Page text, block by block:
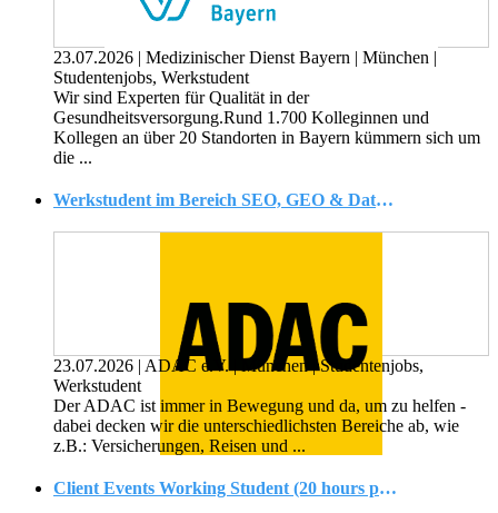
23.07.2026 | Medizinischer Dienst Bayern | München |
Studentenjobs, Werkstudent
Wir sind Experten für Qualität in der
Gesundheitsversorgung.Rund 1.700 Kolleginnen und
Kollegen an über 20 Standorten in Bayern kümmern sich um
die ...
Werkstudent im Bereich SEO, GEO & Datenanalyse (w/m/d)
23.07.2026 | ADAC e.V.| München| Studentenjobs,
Werkstudent
Der ADAC ist immer in Bewegung und da, um zu helfen -
dabei decken wir die unterschiedlichsten Bereiche ab, wie
z.B.: Versicherungen, Reisen und ...
Client Events Working Student (20 hours per week) (m/w/d)